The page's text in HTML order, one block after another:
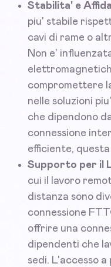
Stabilita' e
piu' stabile
cavi di rame o
Non e'
compromettere
nelle soluzioni
che dipendono
connessione
efficiente,
Supporto per il
cui il lavoro
distanza sono
connessione
offrire una
dipendenti che
sedi. L'accesso